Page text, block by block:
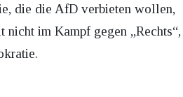
die die AfD verbieten wollen,
nicht im Kampf gegen „Rechts“,